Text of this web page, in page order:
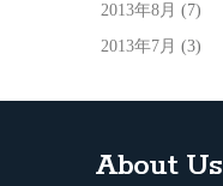
2013年8月 (7)
2013年7月 (3)
About Us